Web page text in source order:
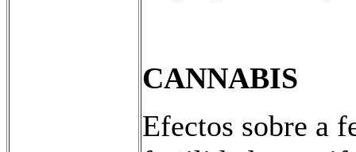
CANNABIS
Efectos sobre a